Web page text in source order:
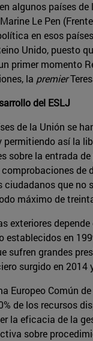
algunos países
Le Pen
en esos
Unido, puesto
primer momento
la premier
del ESLJ
de la Unión se
así la
sobre la entrada
que no
máximo de
exteriores
establecidos en
sufren grandes
surgido en
Europeo Común
de los recursos
la eficacia de la
sobre